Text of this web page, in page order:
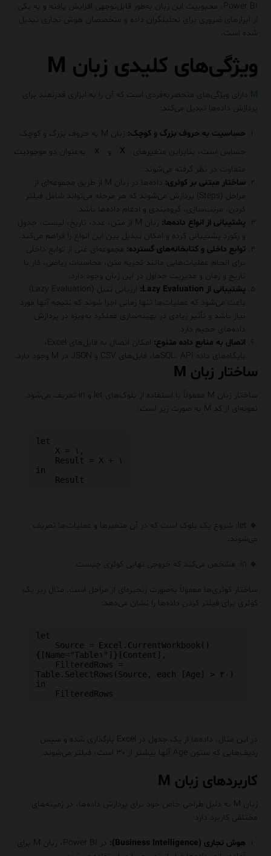
Power BI، محبوبیت این زبان به‌طور قابل‌توجهی افزایش یافته و به یکی
از ابزارهای ضروری برای تحلیلگران داده و متخصصان هوش تجاری تبدیل
شده است.
ویژگی‌های کلیدی زبان M
M دارای ویژگی‌های منحصر‌به‌فردی است که آن را به ابزاری قدرتمند برای
پردازش داده‌ها تبدیل می‌کند:
حساسیت به حروف بزرگ و کوچک:
زبان M به حروف بزرگ و کوچک
حساس است، بنابراین متغیرهای
X و x
به‌عنوان دو موجودیت
متفاوت در نظر گرفته می‌شوند.
ساختار مبتنی بر کوئری:
داده‌ها در زبان M از طریق مجموعه‌ای از
مراحل (Steps) پردازش می‌شوند که هر مرحله می‌تواند شامل فیلتر
کردن، مرتب‌سازی، گروه‌بندی و ادغام داده‌ها باشد.
پشتیبانی از انواع داده‌ها:
زبان M از متن، عدد، تاریخ، لیست، جدول
و رکورد پشتیبانی کرده و امکان تبدیل بین این انواع را فراهم می‌کند.
توابع داخلی و کتابخانه‌های گسترده: مجموعه‌ای غنی از توابع داخلی
برای انجام عملیات‌هایی مانند تجزیه متن، محاسبات ریاضی، کار با
تاریخ و زمان و مدیریت جداول در این زبان وجود دارد.
پشتیبانی از Lazy Evaluation:
ارزیابی تنبل (Lazy Evaluation)
باعث می‌شود که عملیات‌ها تنها زمانی اجرا شوند که نتیجه آنها مورد
نیاز باشد و تأثیر زیادی در بهینه‌سازی عملکرد به‌ویژه در پردازش
داده‌های حجیم دارد.
اتصال به منابع داده متنوع:
امکان اتصال به فایل‌های Excel،
پایگاه‌های داده SQL، APIها، فایل‌های CSV و JSON در M وجود دارد.
ساختار زبان M
ساختار زبان M معمولاً با استفاده از بلوک‌های let و in تعریف می‌شود.
نمونه‌ای از کد M به صورت زیر است:
let
in
🔹 let: شروع یک بلوک است که در آن متغیرها و عملیات‌ها تعریف
می‌شوند.
🔹 in: مشخص می‌کند که خروجی نهایی کوئری چیست.
ساختار کوئری‌ها معمولاً به‌صورت زنجیره‌ای از مراحل است. مثال زیر یک
کوئری برای فیلتر کردن داده‌ها را نشان می‌دهد:
let
{[Name="Table۱"]}[Content],
Table.SelectRows(Source, each [Age] > ۳۰)
in
در این مثال، داده‌ها از یک جدول در Excel بارگذاری شده و سپس
ردیف‌هایی که ستون Age آنها بیشتر از ۳۰ است، فیلتر می‌شوند.
کاربردهای زبان M
زبان M به دلیل طراحی خاص خود برای پردازش داده‌ها، در زمینه‌های
مختلفی کاربرد دارد:
هوش تجاری (Business Intelligence):
در Power BI، زبان M برای